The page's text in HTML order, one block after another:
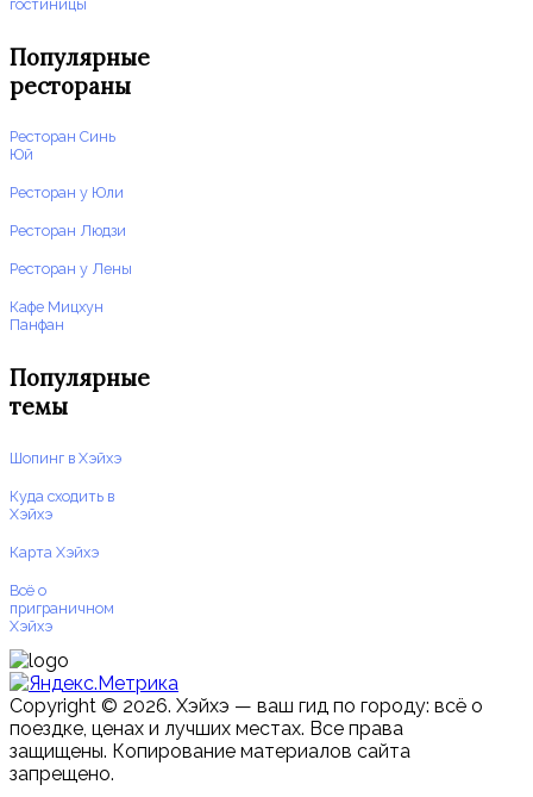
гостиницы
Популярные
рестораны
Ресторан Синь
Юй
Ресторан у Юли
Ресторан Людзи
Ресторан у Лены
Кафе Мицхун
Панфан
Популярные
темы
Шопинг в Хэйхэ
Куда сходить в
Хэйхэ
Карта Хэйхэ
Всё о
приграничном
Хэйхэ
Copyright © 2026. Хэйхэ — ваш гид по городу: всё о
поездке, ценах и лучших местах. Все права
защищены. Копирование материалов сайта
запрещено.